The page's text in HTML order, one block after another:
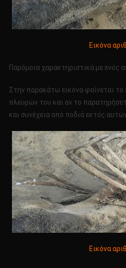
Εικόνα
Παρόμοια χαρακτηριστικά με ενός
Στην παρακάτω εικόνα φαίνεται
πλευρών του και αν το
και συνέχεια από ποδιά εκτός
Εικόνα